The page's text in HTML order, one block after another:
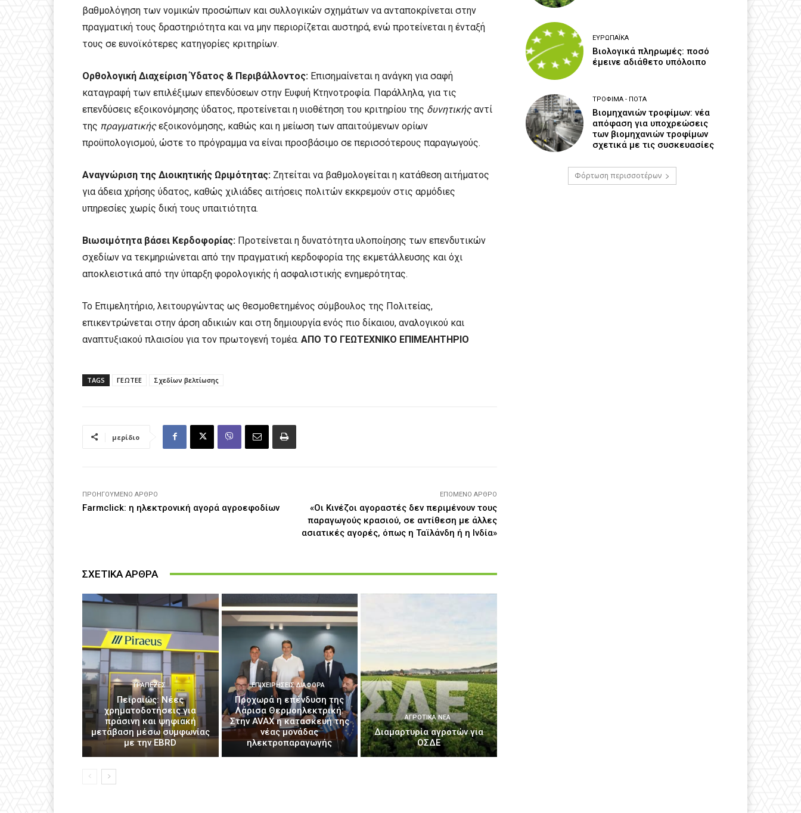
βαθμολόγηση των νομικών προσώπων και συλλογικών σχημάτων να ανταποκρίνεται στην
πραγματική τους δραστηριότητα και να μην περιορίζεται αυστηρά, ενώ προτείνεται η ένταξή
τους σε ευνοϊκότερες κατηγορίες κριτηρίων.
Ορθολογική Διαχείριση Ύδατος & Περιβάλλοντος: Επισημαίνεται η ανάγκη για σαφή
καταγραφή των επιλέξιμων επενδύσεων στην Ευφυή Κτηνοτροφία. Παράλληλα, για τις
επενδύσεις εξοικονόμησης ύδατος, προτείνεται η υιοθέτηση του κριτηρίου της δυνητικήςαντί
της πραγματικήςεξοικονόμησης, καθώς και η μείωση των απαιτούμενων ορίων
προϋπολογισμού, ώστε το πρόγραμμα να είναι προσβάσιμο σε περισσότερους παραγωγούς.
Αναγνώριση της Διοικητικής Ωριμότητας: Ζητείται να βαθμολογείται η κατάθεση αιτήματος
για άδεια χρήσης ύδατος, καθώς χιλιάδες αιτήσεις πολιτών εκκρεμούν στις αρμόδιες
υπηρεσίες χωρίς δική τους υπαιτιότητα.
Βιωσιμότητα βάσει Κερδοφορίας: Προτείνεται η δυνατότητα υλοποίησης των επενδυτικών
σχεδίων να τεκμηριώνεται από την πραγματική κερδοφορία της εκμετάλλευσης και όχι
αποκλειστικά από την ύπαρξη φορολογικής ή ασφαλιστικής ενημερότητας.
Το Επιμελητήριο, λειτουργώντας ως θεσμοθετημένος σύμβουλος της Πολιτείας,
επικεντρώνεται στην άρση αδικιών και στη δημιουργία ενός πιο δίκαιου, αναλογικού και
αναπτυξιακού πλαισίου για τον πρωτογενή τομέα. ΑΠΟ ΤΟ ΓΕΩΤΕΧΝΙΚΟ ΕΠΙΜΕΛΗΤΗΡΙΟ
TAGS ΓΕΩΤΕΕ Σχεδίων βελτίωσης
μερίδιο
ΠΡΟΗΓΟΎΜΕΝΟ ΆΡΘΡΟ
Farmclick: η ηλεκτρονική αγορά αγροεφοδίων
ΕΠΌΜΕΝΟ ΆΡΘΡΟ
«Οι Κινέζοι αγοραστές δεν περιμένουν τους
παραγωγούς κρασιού, σε αντίθεση με άλλες
ασιατικές αγορές, όπως η Ταϊλάνδη ή η Ινδία»
ΣΧΕΤΙΚΑ ΑΡΘΡΑ
ΤΡΆΠΕΖΕΣ
Πειραιώς: Νέες
χρηματοδοτήσεις για
πράσινη και ψηφιακή
μετάβαση μέσω συμφωνίας
με την EBRD
ΕΠΙΧΕΙΡΉΣΕΙΣ ΔΙΆΦΟΡΑ
Προχωρά η επένδυση της
Λάρισα Θερμοηλεκτρική:
Στην AVAX η κατασκευή της
νέας μονάδας
ηλεκτροπαραγωγής
ΑΓΡΟΤΙΚΆ ΝΈΑ
Διαμαρτυρία αγροτών για
ΟΣΔΕ
ΕΥΡΩΠΑΪΚΆ
Βιολογικά πληρωμές: ποσό
έμεινε αδιάθετο υπόλοιπο
ΤΡΌΦΙΜΑ - ΠΟΤΆ
Βιομηχανιών τροφίμων: νέα
απόφαση για υποχρεώσεις
των βιομηχανιών τροφίμων
σχετικά με τις συσκευασίες
Φόρτωση περισσοτέρων